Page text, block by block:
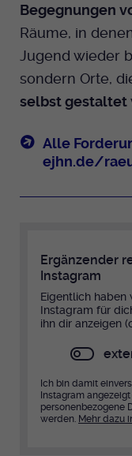
Begegnungen
Räume, in
Jugend wieder
sondern Orte,
selbst gestaltet
Alle
ejhn.de/
Ergänzender
Instagram
Eigentlich haben
Instagram für
ihn dir anzeigen
Ich bin damit
Instagram
personenbezogene
werden. Mehr dazu